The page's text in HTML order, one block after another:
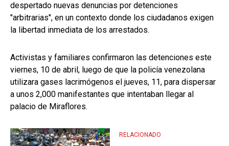
despertado nuevas denuncias por detenciones
"arbitrarias", en un contexto donde los ciudadanos exigen
la libertad inmediata de los arrestados.
Activistas y familiares confirmaron las detenciones este
viernes, 10 de abril, luego de que la policía venezolana
utilizara gases lacrimógenos el jueves, 11, para dispersar
a unos 2,000 manifestantes que intentaban llegar al
palacio de Miraflores.
RELACIONADO